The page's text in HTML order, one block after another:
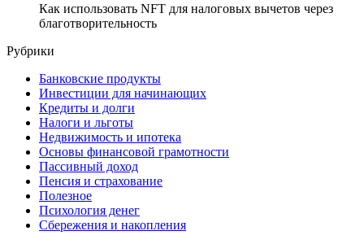
Как использовать NFT для налоговых вычетов через
благотворительность
Рубрики
Банковские продукты
Инвестиции для начинающих
Кредиты и долги
Налоги и льготы
Недвижимость и ипотека
Основы финансовой грамотности
Пассивный доход
Пенсия и страхование
Полезное
Психология денег
Сбережения и накопления